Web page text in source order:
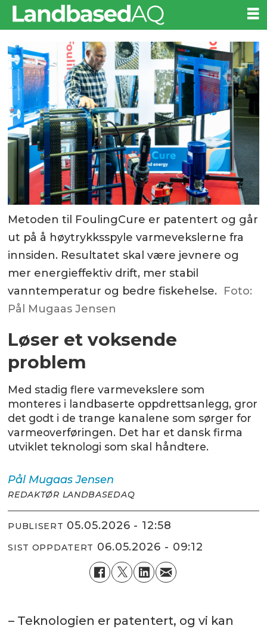
Metoden til FoulingCure er patentert og går
ut på å høytrykksspyle varmevekslerne fra
innsiden. Resultatet skal være jevnere og
mer energieffektiv drift, mer stabil
vanntemperatur og bedre fiskehelse. Foto:
Pål Mugaas Jensen
Løser et voksende
problem
Med stadig flere varmevekslere som
monteres i landbaserte oppdrettsanlegg, gror
det godt i de trange kanalene som sørger for
varmeoverføringen. Det har et dansk firma
utviklet teknologi som skal håndtere.
Pål Mugaas Jensen
REDAKTØR LANDBASEDAQ
PUBLISERT 05.05.2026 - 12:58
SIST OPPDATERT 06.05.2026 - 09:12
– Teknologien er patentert, og vi kan